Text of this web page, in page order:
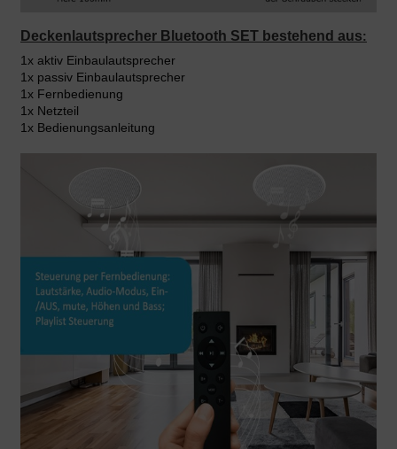
Deckenlautsprecher Bluetooth SET bestehend aus:
1x aktiv Einbaulautsprecher
1x passiv Einbaulautsprecher
1x Fernbedienung
1x Netzteil
1x Bedienungsanleitung